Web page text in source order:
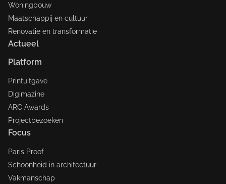
Woningbouw
Maatschappij en cultuur
Renovatie en transformatie
Actueel
Platform
Printuitgave
Digimazine
ARC Awards
Projectbezoeken
Focus
Paris Proof
Schoonheid in architectuur
Vakmanschap